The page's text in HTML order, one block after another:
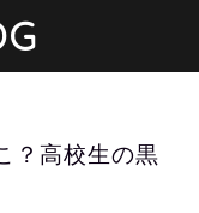
？高校生の黒